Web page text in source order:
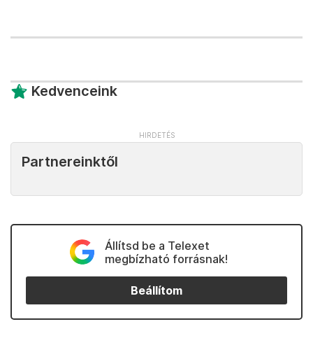
Kedvenceink
Partnereinktől
Állítsd be a Telexet
megbízható forrásnak!
Beállítom